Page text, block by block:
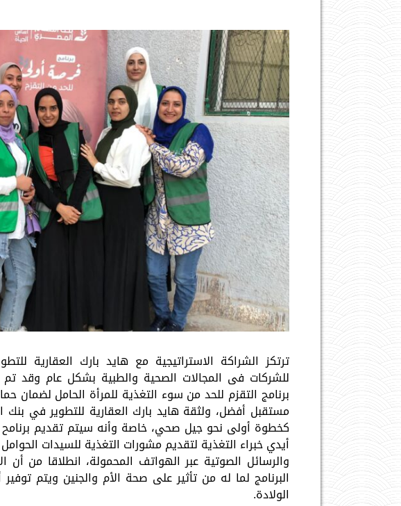
ترتكز الشراكة الاستراتيجية مع هايد بارك العقارية
للشركات فى المجالات الصحية والطبية بشكل عام وقد
برنامج التقزم للحد من سوء التغذية للمرأة الحامل لضمان
مستقبل أفضل، ولثقة هايد بارك العقارية للتطوير في بنك
كخطوة أولى نحو جيل صحي، خاصة وأنه سيتم تقديم برنامح
أيدي خبراء التغذية لتقديم مشورات التغذية للسيدات
والرسائل الصوتية عبر الهواتف المحمولة، انطلاقا من أن
البرنامج لما له من تأثير على صحة الأم والجنين ويتم
الولادة.